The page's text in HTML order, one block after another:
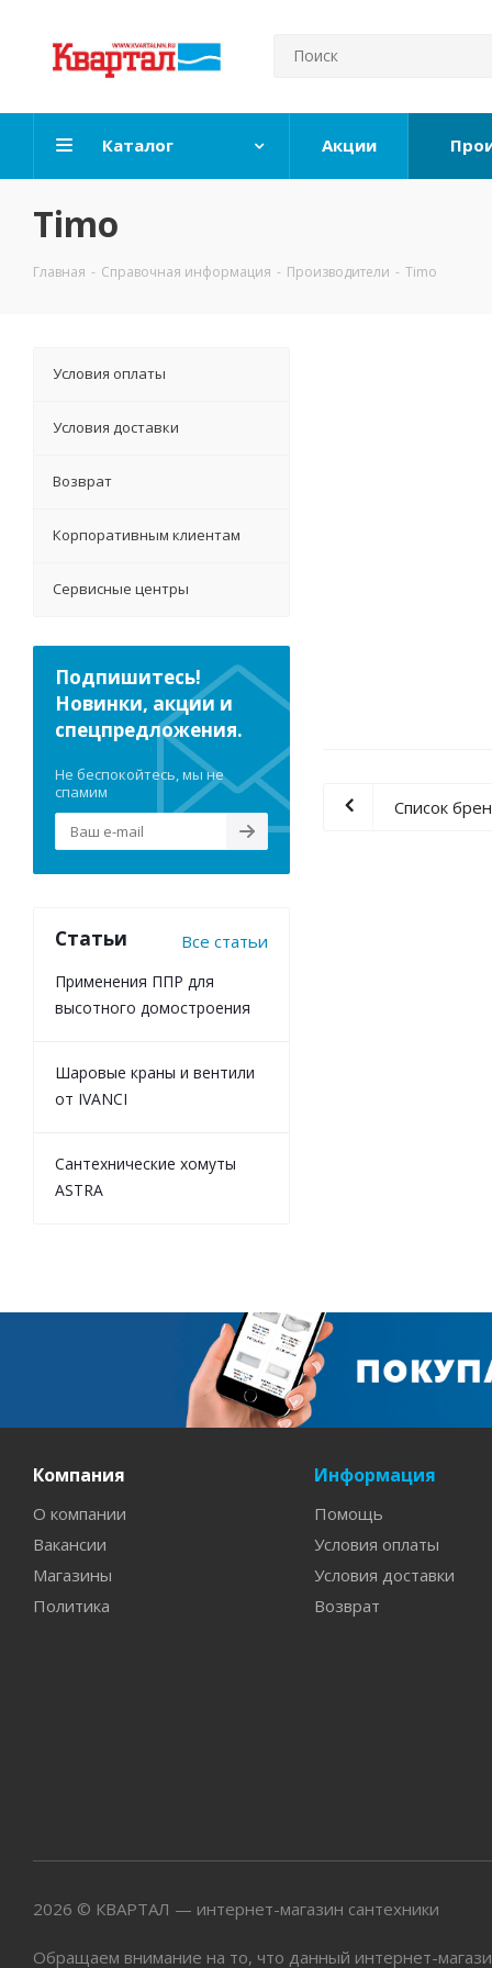
Каталог Акции
Timo
Главная - Справочная информация - Производители - Timo
Список
Условия оплаты
Условия доставки
Возврат
Корпоративным клиентам
Сервисные центры
Подпишитесь!
Новинки, акции и
спецпредложения.
Не беспокойтесь, мы не
спамим
Статьи Все статьи
Применения ППР для
высотного домостроения
Шаровые краны и вентили
от IVANCI
Сантехнические хомуты
ASTRA
Компания
О компании
Вакансии
Магазины
Политика
Информация
Помощь
Условия оплаты
Условия доставки
Возврат
2026 © КВАРТАЛ — интернет-магазин сантехники
Обращаем внимание на то, что данный интернет-